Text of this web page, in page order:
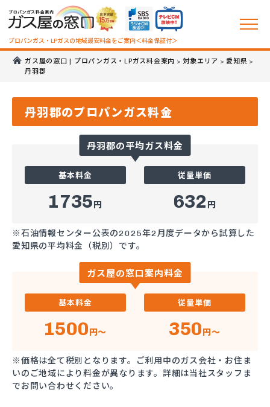
プロパンガス・LPガスの地域最安料金をご案内＜料金保証付＞
ガス屋の窓口 | プロパンガス・LPガス料金案内 > 対象エリア > 愛知県 >
丹羽郡
丹羽郡のプロパンガス料金
丹羽郡の平均ガス料金
基本料金
1735円
従量単価
632 円
※石油情報センター公表の2025年2月度データから試算した
愛知県の平均料金（税別）です。
ガス屋の窓口案内料金
基本料金
1500円～
従量単価
350円～
※価格は全て税別となります。ご利用中のガス会社・お住ま
いのご地域により料金が異なります。詳細は当社スタッフま
でお問い合わせください。